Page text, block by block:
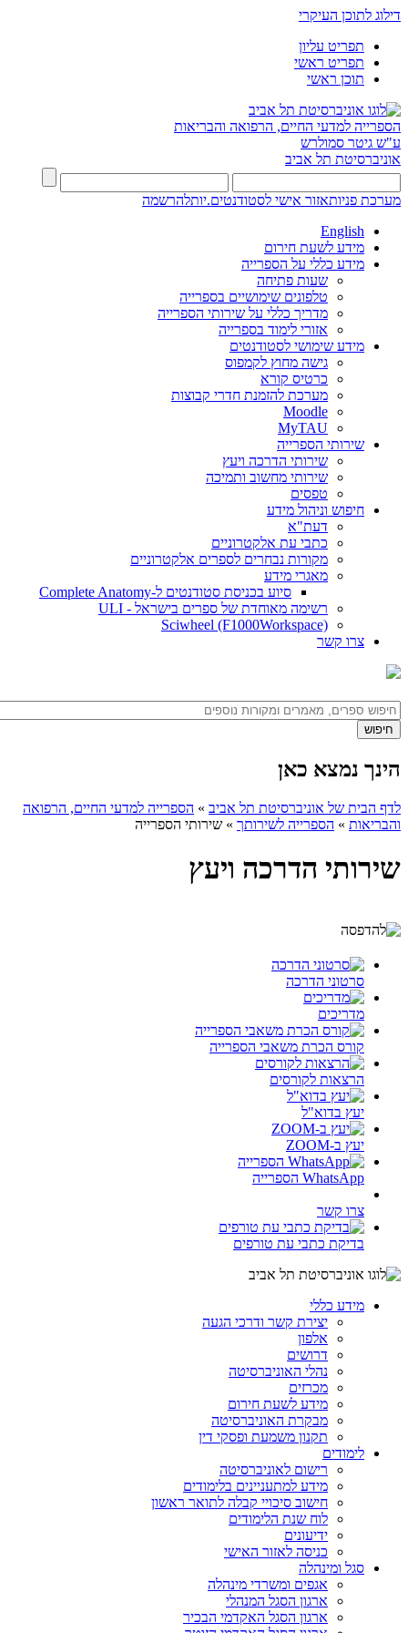
דילוג לתוכן העיקרי
תפריט עליון
תפריט ראשי
תוכן ראשי
הספרייה למדעי החיים, הרפואה והבריאות
ע"ש גיטר סמולרש
אוניברסיטת תל אביב
מערכת פניותאזור אישי לסטודנטים.יותלהרשמה
English
מידע לשעת חירום
מידע כללי על הספרייה
שעות פתיחה
טלפונים שימושיים בספרייה
מדריך כללי על שירותי הספרייה
אזורי לימוד בספרייה
מידע שימושי לסטודנטים
גישה מחוץ לקמפוס
כרטיס קורא
מערכת להזמנת חדרי קבוצות
Moodle
MyTAU
שירותי הספרייה
שירותי הדרכה ויעץ
שירותי מחשוב ותמיכה
טפסים
חיפוש וניהול מידע
דעת"א
כתבי עת אלקטרוניים
מקורות נבחרים לספרים אלקטרוניים
מאגרי מידע
סיוע בכניסת סטודנטים ל-Complete Anatomy
רשימה מאוחדת של ספרים בישראל - ULI
Sciwheel (F1000Workspace)
צרו קשר
הינך נמצא כאן
לדף הבית של אוניברסיטת תל אביב » הספרייה למדעי החיים, הרפואה
והבריאות » הספרייה לשירותך » שירותי הספרייה
שירותי הדרכה ויעץ
סרטוני הדרכה
מדריכים
קורס הכרת משאבי הספרייה
הרצאות לקורסים
יעץ בדוא"ל
יעץ ב-ZOOM
WhatsApp הספרייה
צרו קשר
בדיקת כתבי עת טורפים
מידע כללי
יצירת קשר ודרכי הגעה
אלפון
דרושים
נהלי האוניברסיטה
מכרזים
מידע לשעת חירום
מבקרת האוניברסיטה
תקנון משמעת ופסקי דין
לימודים
רישום לאוניברסיטה
מידע למתעניינים בלימודים
חישוב סיכויי קבלה לתואר ראשון
לוח שנת הלימודים
ידיעונים
כניסה לאזור האישי
סגל ומינהלה
אגפים ומשרדי מינהלה
ארגון הסגל המנהלי
ארגון הסגל האקדמי הבכיר